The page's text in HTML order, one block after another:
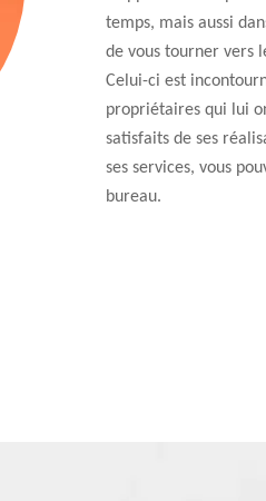
temps, mais aussi
de vous tourner vers
Celui-ci est
propriétaires qui lui
satisfaits de ses
ses services, vous
bureau.